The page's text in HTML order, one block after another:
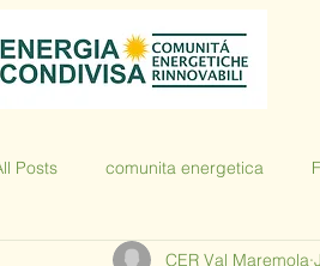
Posts comunita energetica
CER Val Maremola